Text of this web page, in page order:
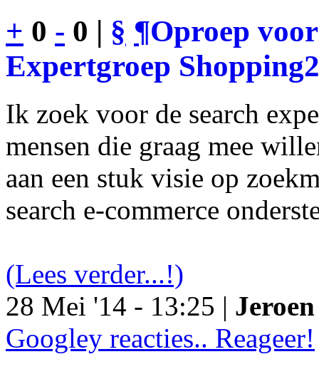
+ 0 - 0 | § ¶Oproep
Expertgroep
Ik zoek voor de search
mensen die graag mee
aan een stuk visie op
search e-commerce
(Lees verder...!)
28 Mei '14 - 13:25 |
Googley reacties.. Reageer!